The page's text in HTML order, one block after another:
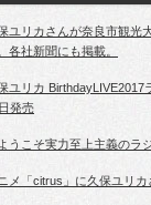
ユリカさんが奈良市観光
各社新聞にも掲載。
ユリカ BirthdayLIVE2017
発売
うこそ実力至上主義のラ
メ「citrus」に久保ユリカ